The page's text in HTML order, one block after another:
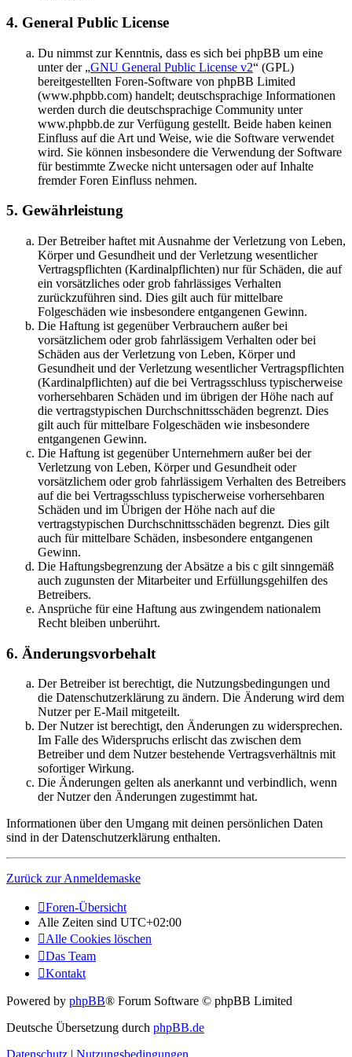
4. General Public License
Du nimmst zur Kenntnis, dass es sich bei phpBB um eine
unter der „GNU General Public License v2“ (GPL)
bereitgestellten Foren-Software von phpBB Limited
(www.phpbb.com) handelt; deutschsprachige Informationen
werden durch die deutschsprachige Community unter
www.phpbb.de zur Verfügung gestellt. Beide haben keinen
Einfluss auf die Art und Weise, wie die Software verwendet
wird. Sie können insbesondere die Verwendung der Software
für bestimmte Zwecke nicht untersagen oder auf Inhalte
fremder Foren Einfluss nehmen.
5. Gewährleistung
Der Betreiber haftet mit Ausnahme der Verletzung von Leben,
Körper und Gesundheit und der Verletzung wesentlicher
Vertragspflichten (Kardinalpflichten) nur für Schäden, die auf
ein vorsätzliches oder grob fahrlässiges Verhalten
zurückzuführen sind. Dies gilt auch für mittelbare
Folgeschäden wie insbesondere entgangenen Gewinn.
Die Haftung ist gegenüber Verbrauchern außer bei
vorsätzlichem oder grob fahrlässigem Verhalten oder bei
Schäden aus der Verletzung von Leben, Körper und
Gesundheit und der Verletzung wesentlicher Vertragspflichten
(Kardinalpflichten) auf die bei Vertragsschluss typischerweise
vorhersehbaren Schäden und im übrigen der Höhe nach auf
die vertragstypischen Durchschnittsschäden begrenzt. Dies
gilt auch für mittelbare Folgeschäden wie insbesondere
entgangenen Gewinn.
Die Haftung ist gegenüber Unternehmern außer bei der
Verletzung von Leben, Körper und Gesundheit oder
vorsätzlichem oder grob fahrlässigem Verhalten des Betreibers
auf die bei Vertragsschluss typischerweise vorhersehbaren
Schäden und im Übrigen der Höhe nach auf die
vertragstypischen Durchschnittsschäden begrenzt. Dies gilt
auch für mittelbare Schäden, insbesondere entgangenen
Gewinn.
Die Haftungsbegrenzung der Absätze a bis c gilt sinngemäß
auch zugunsten der Mitarbeiter und Erfüllungsgehilfen des
Betreibers.
Ansprüche für eine Haftung aus zwingendem nationalem
Recht bleiben unberührt.
6. Änderungsvorbehalt
Der Betreiber ist berechtigt, die Nutzungsbedingungen und
die Datenschutzerklärung zu ändern. Die Änderung wird dem
Nutzer per E-Mail mitgeteilt.
Der Nutzer ist berechtigt, den Änderungen zu widersprechen.
Im Falle des Widerspruchs erlischt das zwischen dem
Betreiber und dem Nutzer bestehende Vertragsverhältnis mit
sofortiger Wirkung.
Die Änderungen gelten als anerkannt und verbindlich, wenn
der Nutzer den Änderungen zugestimmt hat.
Informationen über den Umgang mit deinen persönlichen Daten
sind in der Datenschutzerklärung enthalten.
Zurück zur Anmeldemaske
Foren-Übersicht
Alle Zeiten sind UTC+02:00
Alle Cookies löschen
Das Team
Kontakt
Powered by phpBB® Forum Software © phpBB Limited
Deutsche Übersetzung durch phpBB.de